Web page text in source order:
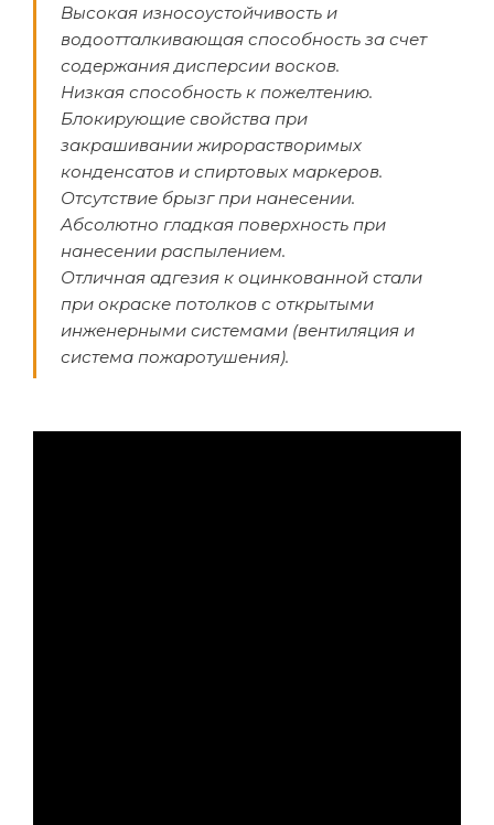
Высокая износоустойчивость и
водоотталкивающая способность за счет
содержания дисперсии восков.
Низкая способность к пожелтению.
Блокирующие свойства при
закрашивании жирорастворимых
конденсатов и спиртовых маркеров.
Отсутствие брызг при нанесении.
Абсолютно гладкая поверхность при
нанесении распылением.
Отличная адгезия к оцинкованной стали
при окраске потолков с открытыми
инженерными системами (вентиляция и
система пожаротушения).